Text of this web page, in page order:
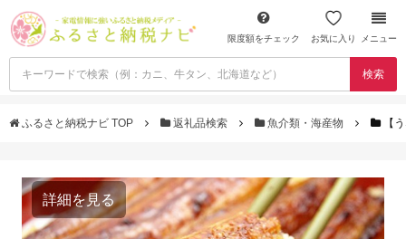
限度額をチェック お気に入り メニュー
検索
ふるさと納税ナビ TOP 返礼品検索 魚介類・海産物 【
詳細を見る